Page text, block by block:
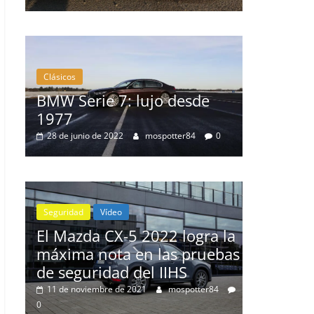
Clásicos
BMW Serie 7: lujo desde
1977
28 de junio de 2022 mospotter84 0
Seguridad Vídeo
El Mazda CX-5 2022 logra la
máxima nota en las pruebas
de seguridad del IIHS
11 de noviembre de 2021
mospotter84
0